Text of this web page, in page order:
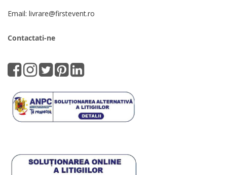
Email: livrare@firstevent.ro
Contactati-ne